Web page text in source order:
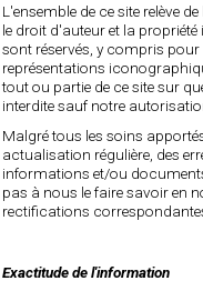
L'ensemble de ce site relève
le droit d'auteur et la
sont réservés, y compris
représentations
tout ou partie de ce site sur
interdite sauf notre
Malgré tous les soins
actualisation régulière, des
informations et/ou
pas à nous le faire savoir en
rectifications
Exactitude de l'information